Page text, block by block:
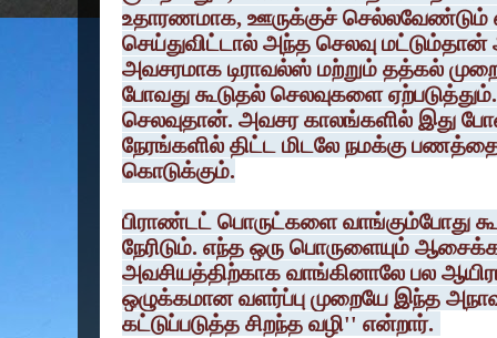
உதாரணமாக, ஊருக்குச் செல்லவேண்டும்
செய்துவிட்டால் அந்த செலவு மட்டும்தான்
அவசரமாக டிராவல்ஸ் மற்றும் தத்கல்
போவது கூடுதல் செலவுகளை
செலவுதான். அவசர காலங்களில் இது
நேரங்களில் திட்ட மிடலே நமக்கு பணத்தை
கொடுக்கும்.
பிராண்டட் பொருட்களை வாங்கும்போது
நேரிடும். எந்த ஒரு பொருளையும்
அவசியத்திற்காக வாங்கினாலே பல
ஒழுக்கமான வளர்ப்பு முறையே இந்த
கட்டுப்படுத்த சிறந்த வழி'' என்றார்.